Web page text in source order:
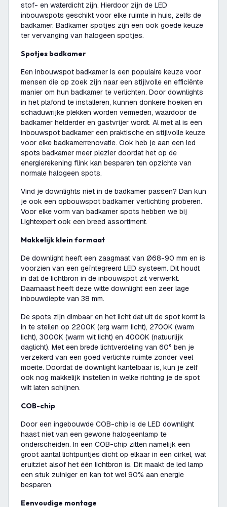
stof- en waterdicht zijn. Hierdoor zijn de LED
inbouwspots geschikt voor elke ruimte in huis, zelfs de
badkamer. Badkamer spotjes zijn een ook goede keuze
ter vervanging van halogeen spotjes.
Spotjes badkamer
Een inbouwspot badkamer is een populaire keuze voor
mensen die op zoek zijn naar een stijlvolle en efficiënte
manier om hun badkamer te verlichten. Door downlights
in het plafond te installeren, kunnen donkere hoeken en
schaduwrijke plekken worden vermeden, waardoor de
badkamer helderder en gastvrijer wordt. Al met al is een
inbouwspot badkamer een praktische en stijlvolle keuze
voor elke badkamerrenovatie. Ook heb je aan een led
spots badkamer meer plezier doordat het op de
energierekening flink kan besparen ten opzichte van
normale halogeen spots.
Vind je downlights niet in de badkamer passen? Dan kun
je ook een opbouwspot badkamer verlichting proberen.
Voor elke vorm van badkamer spots hebben we bij
Lightexpert ook een breed assortiment.
Makkelijk klein formaat
De downlight heeft een zaagmaat van Ø68-90 mm en is
voorzien van een geïntegreerd LED systeem. Dit houdt
in dat de lichtbron in de inbouwspot zit verwerkt.
Daarnaast heeft deze witte downlight een zeer lage
inbouwdiepte van 38 mm.
De spots zijn dimbaar en het licht dat uit de spot komt is
in te stellen op 2200K (erg warm licht), 2700K (warm
licht), 3000K (warm wit licht) en 4000K (natuurlijk
daglicht). Met een brede lichtverdeling van 60° ben je
verzekerd van een goed verlichte ruimte zonder veel
moeite. Doordat de downlight kantelbaar is, kun je zelf
ook nog makkelijk instellen in welke richting je de spot
wilt laten schijnen.
COB-chip
Door een ingebouwde COB-chip is de LED downlight
haast niet van een gewone halogeenlamp te
onderscheiden. In een COB-chip zitten namelijk een
groot aantal lichtpuntjes dicht op elkaar in een cirkel, wat
eruitziet alsof het één lichtbron is. Dit maakt de led lamp
een stuk zuiniger en kan tot wel 90% aan energie
besparen.
Eenvoudige montage